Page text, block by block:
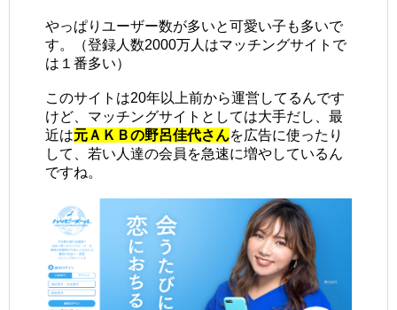
やっぱりユーザー数が多いと可愛い子も多いで
す。（登録人数2000万人はマッチングサイトで
は１番多い）
このサイトは20年以上前から運営してるんです
けど、マッチングサイトとしては大手だし、最
近は元ＡＫＢの野呂佳代さんを広告に使ったり
して、若い人達の会員を急速に増やしているん
ですね。